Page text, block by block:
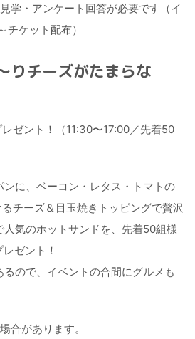
学・アンケート回答が必要です（イ
ケット配布）
りチーズがたまらな
レゼント！（11:30〜17:00／先着50
に、ベーコン・レタス・トマトの
チーズ＆目玉焼きトッピングで贅沢
気のホットサンドを、先着50組様
ゼント！
るので、イベントの合間にグルメも
合があります。